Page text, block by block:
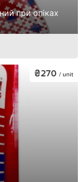
при опіках
₴270 / unit